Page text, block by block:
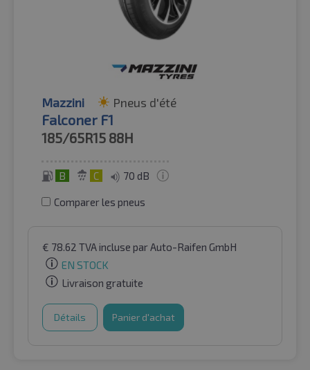
Mazzini Pneus d'été
Falconer F1
185/65R15 88H
B C 70 dB
Comparer les pneus
€ 78.62 TVA incluse par Auto-Raifen GmbH
EN STOCK
Livraison gratuite
Détails Panier d'achat